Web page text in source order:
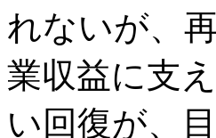
れないが、
業収益に支
い回復が、